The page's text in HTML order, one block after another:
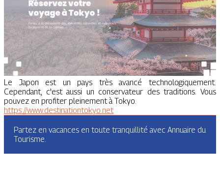
Le Japon est un pays très avancé technologiquement.
Cependant, c'est aussi un conservateur des traditions. Vous
pouvez en profiter pleinement à Tokyo.
https://www.destinationtokyo.net
Partez en vacances en toute tranquillité avec Annuaire du
Tourisme.